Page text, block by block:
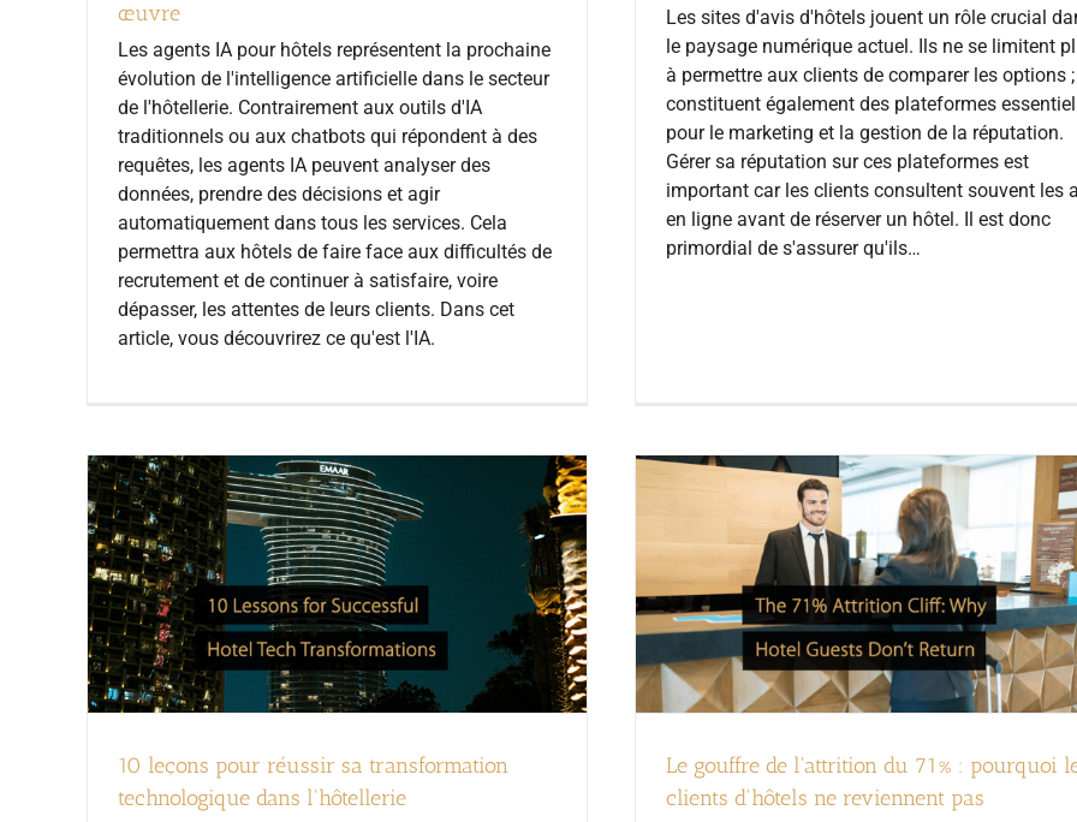
œuvre
Les agents IA pour hôtels représentent la prochaine
évolution de l'intelligence artificielle dans le secteur
de l'hôtellerie. Contrairement aux outils d'IA
traditionnels ou aux chatbots qui répondent à des
requêtes, les agents IA peuvent analyser des
données, prendre des décisions et agir
automatiquement dans tous les services. Cela
permettra aux hôtels de faire face aux difficultés de
recrutement et de continuer à satisfaire, voire
dépasser, les attentes de leurs clients. Dans cet
article, vous découvrirez ce qu'est l'IA.
Les sites d'avis d'hôtels jouent un rôle crucial
le paysage numérique actuel. Ils ne se limitent
à permettre aux clients de comparer les options
constituent également des plateformes
pour le marketing et la gestion de la réputation.
Gérer sa réputation sur ces plateformes est
important car les clients consultent souvent les
en ligne avant de réserver un hôtel. Il est donc
primordial de s'assurer qu'ils…
10 leçons pour réussir sa transformation
technologique dans l'hôtellerie
Le gouffre de l'attrition du 71% : pourquoi
clients d'hôtels ne reviennent pas